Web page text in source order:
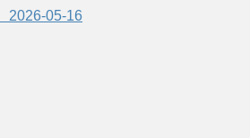
2026-05-16